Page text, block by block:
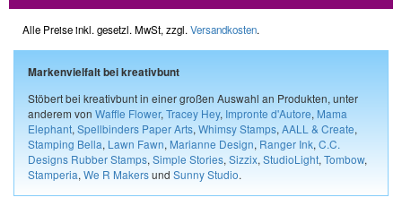
Alle Preise inkl. gesetzl. MwSt, zzgl. Versandkosten.
Markenvielfalt bei kreativbunt
Stöbert bei kreativbunt in einer großen Auswahl an Produkten, unter
anderem von Waffle Flower, Tracey Hey, Impronte d'Autore, Mama
Elephant, Spellbinders Paper Arts, Whimsy Stamps, AALL & Create,
Stamping Bella, Lawn Fawn, Marianne Design, Ranger Ink, C.C.
Designs Rubber Stamps, Simple Stories, Sizzix, StudioLight, Tombow,
Stamperia, We R Makersund Sunny Studio.